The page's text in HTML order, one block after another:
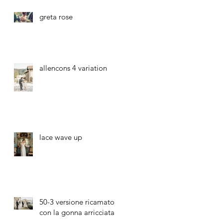
greta rose
allencons 4 variation
lace wave up
50-3 versione ricamato
con la gonna arricciata